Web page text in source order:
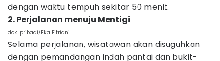
dengan waktu tempuh sekitar 50 menit.
2. Perjalanan menuju Mentigi
dok. pribadi/Eka Fitriani
Selama perjalanan, wisatawan akan disuguhkan
dengan pemandangan indah pantai dan bukit-